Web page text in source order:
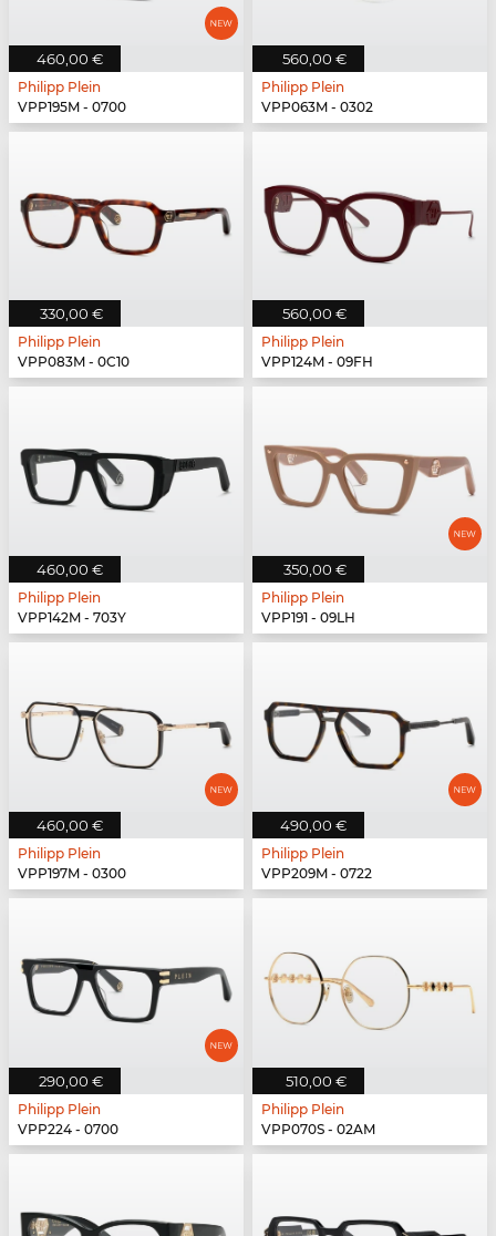
460,00 €
Philipp Plein
VPP195M - 0700
560,00 €
Philipp Plein
VPP063M - 0302
330,00 €
Philipp Plein
VPP083M - 0C10
560,00 €
Philipp Plein
VPP124M - 09FH
460,00 €
Philipp Plein
VPP142M - 703Y
350,00 €
Philipp Plein
VPP191 - 09LH
460,00 €
Philipp Plein
VPP197M - 0300
490,00 €
Philipp Plein
VPP209M - 0722
290,00 €
Philipp Plein
VPP224 - 0700
510,00 €
Philipp Plein
VPP070S - 02AM